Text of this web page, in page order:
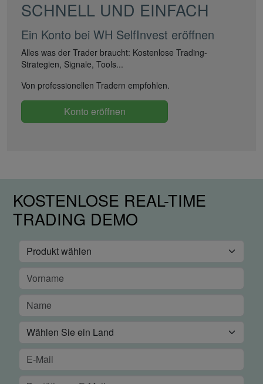
SCHNELL UND EINFACH
Ein Konto bei WH SelfInvest eröffnen
Alles was der Trader braucht: Kostenlose Trading-
Strategien, Signale, Tools...
Von professionellen Tradern empfohlen.
Konto eröffnen
KOSTENLOSE REAL-TIME
TRADING DEMO